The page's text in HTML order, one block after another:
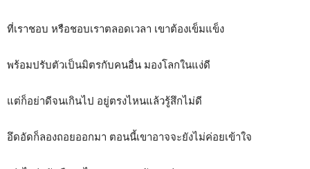
ที่เราชอบ หรือชอบเราตลอดเวลา เขาต้องเข็มแข็ง
พร้อมปรับตัวเป็นมิตรกับคนอื่น มองโลกในแง่ดี
แต่ก็อย่าดีจนเกินไป อยู่ตรงไหนแล้วรู้สึกไม่ดี
อึดอัดก็ลองถอยออกมา ตอนนี้เขาอาจจะยังไม่ค่อยเข้าใจ